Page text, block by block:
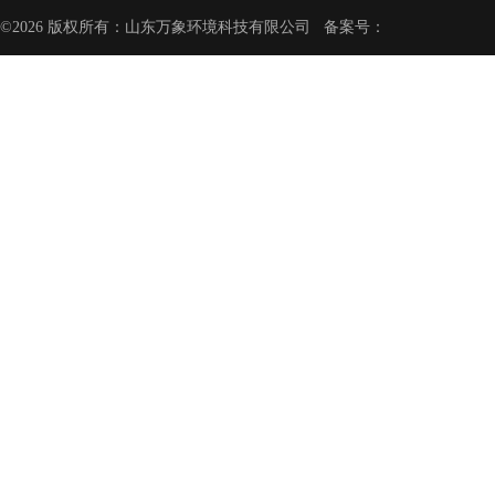
©2026 版权所有：山东万象环境科技有限公司 备案号：